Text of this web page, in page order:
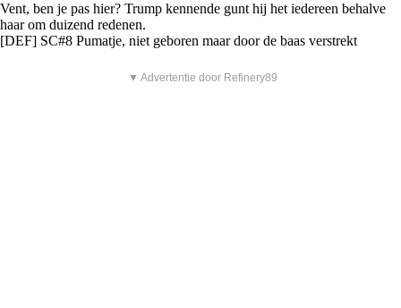
Vent, ben je pas hier? Trump kennende gunt hij het iedereen behalve
haar om duizend redenen.
[DEF] SC#8 Pumatje, niet geboren maar door de baas verstrekt
▼ Advertentie door Refinery89